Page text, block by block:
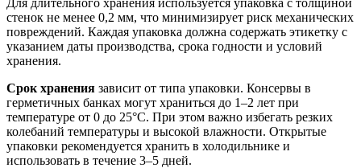
стенок не менее 0,2 мм, что минимизирует риск механических
повреждений. Каждая упаковка должна содержать этикетку с
указанием даты производства, срока годности и условий
хранения.
Срок хранения зависит от типа упаковки. Консервы в
герметичных банках могут храниться до 1–2 лет при
температуре от 0 до 25°C. При этом важно избегать резких
колебаний температуры и высокой влажности. Открытые
упаковки рекомендуется хранить в холодильнике и
использовать в течение 3–5 дней.